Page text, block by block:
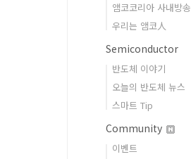
앰코코리아 사내방송
우리는 앰코人
Semiconductor
반도체 이야기
오늘의 반도체 뉴스
스마트 Tip
Community
이벤트